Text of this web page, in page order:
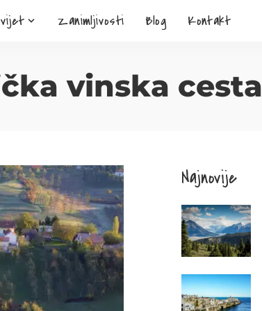
Zanimljivosti Blog Kontakt
vinska cesta
Najnovije